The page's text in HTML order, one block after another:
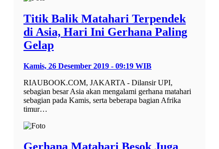
Titik Balik Matahari Terpendek
di Asia, Hari Ini Gerhana Paling
Gelap
Kamis, 26 Desember 2019 - 09:19 WIB
RIAUBOOK.COM, JAKARTA - Dilansir UPI,
sebagian besar Asia akan mengalami gerhana matahari
sebagian pada Kamis, serta beberapa bagian Afrika
timur…